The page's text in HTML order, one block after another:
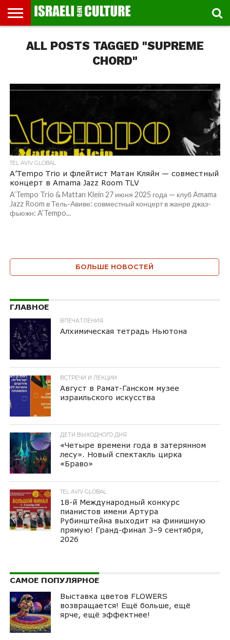
МУЗЕИ
СТРАНА
ФЕСТИВАЛЕЙ
ТЕАТР
КНИГИ.
ТЕКСТЫ
МУЗЫКА
РЕЛИГИЯ/
ИСТОРИЯ
ДВИЖЕНИЕ
ДЕТИ
ВЫХОДНОГО
МАРШРУТЫ
ПРОГУЛЬЩИКА
ВИДЕО-
РЕЧИ
ВПЕЧАТЛЕНИЯ
ВСТРЕЧИ
ИНТЕРВЬЮ
КИНО
TEL
AVIV
ALL POSTS TAGGED "SUPREME
CHORD"
TEL AVIV GLOBAL
A’Tempo Trio и флейтист Матан Кляйн — совместный
концерт в Amama Jazz Room TLV
A’Tempo Trio & Mattan Klein 27 июня 2025 года — клуб Amama
Jazz Room в Тель-Авиве: совместный концерт в жанре джаз-
фьюжн: A’Tempo...
БОЛЬШЕ НОВОСТЕЙ
ГЛАВНОЕ
ВПЕЧАТЛЕНИЯ
Алхимическая тетрадь Ньютона
ВСТРЕЧИ И ЛЕКЦИИ
Август в Рамат-Ганском музее
израильского искусства
ДЕТИ ВЫХОДНОГО ДНЯ
«Четыре времени года в затерянном
лесу». Новый спектакль цирка
«Браво»
TEL AVIV GLOBAL
18-й Международный конкурс
пианистов имени Артура
Рубинштейна выходит на финишную
прямую! Гранд-финал 3–9 сентября,
2026
САМОЕ ПОПУЛЯРНОЕ
Выставка цветов FLOWERS
возвращается! Ещё больше, ещё
ярче, ещё эффектнее!